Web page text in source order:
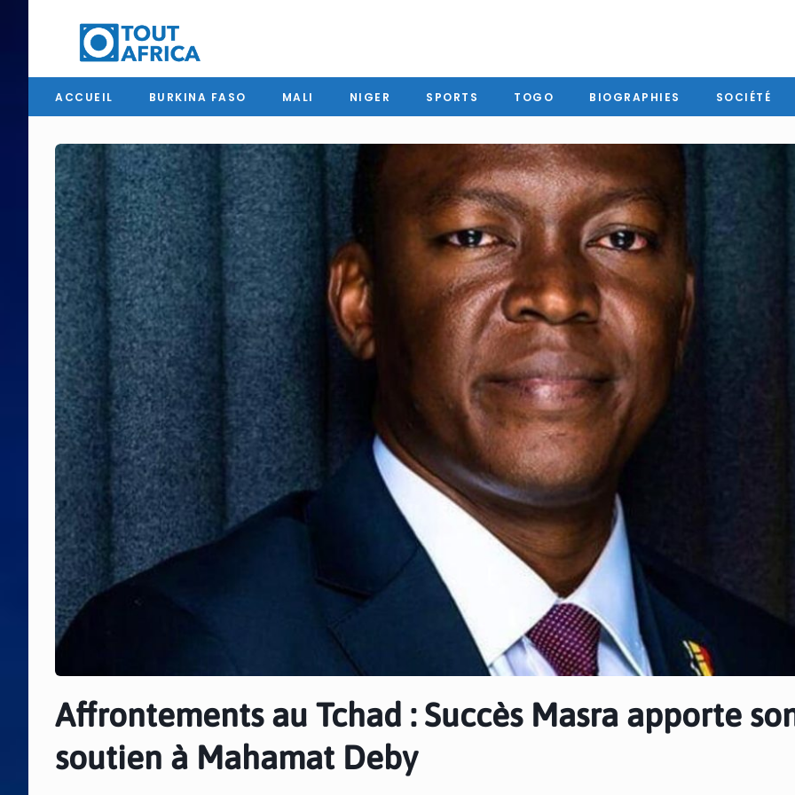
ACCUEIL BURKINA FASO MALI NIGER SPORTS TOGO BIOGRAPHIES SOCIÉTÉ
Affrontements au Tchad : Succès Masra apporte
soutien à Mahamat Deby